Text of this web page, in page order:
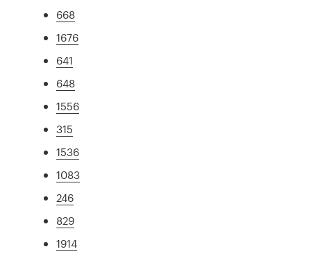
668
1676
641
648
1556
315
1536
1083
246
829
1914